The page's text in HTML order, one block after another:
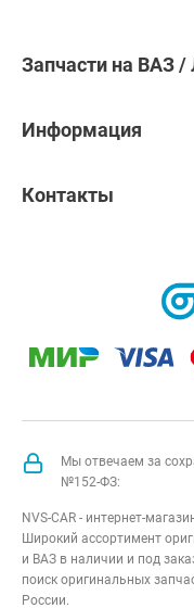
Запчасти на ВАЗ /
Информация
Контакты
Мы отвечаем за
№152-ФЗ:
NVS-CAR - интернет-
Широкий ассортимент
и ВАЗ в наличии и под
поиск оригинальных
России.